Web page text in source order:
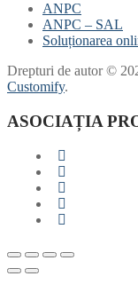
ANPC
ANPC – SAL
Soluționarea
Drepturi de autor ©
Customify.
ASOCIAȚIA